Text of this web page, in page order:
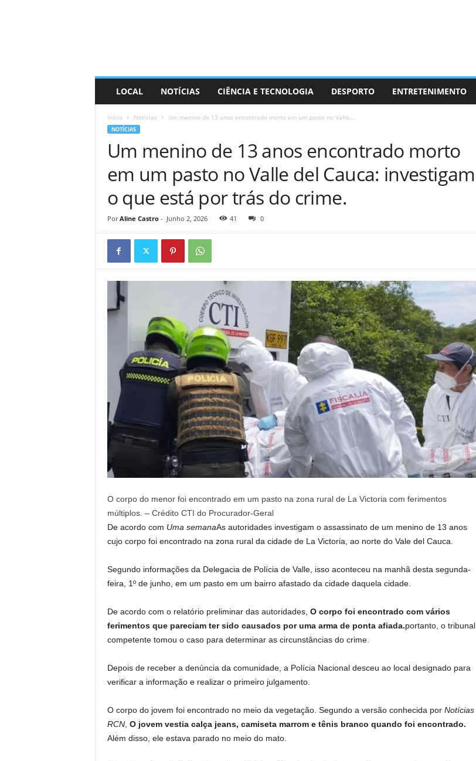
LOCAL NOTÍCIAS CIÊNCIA E TECNOLOGIA DESPORTO ENTRETENIMENTO
Início Notícias Um menino de 13 anos encontrado morto em um pasto no Valle...
NOTÍCIAS
Um menino de 13 anos encontrado morto
em um pasto no Valle del Cauca: investigam
o que está por trás do crime.
Por Aline Castro- Junho 2, 2026 41 0
O corpo do menor foi encontrado em um pasto na zona rural de La Victoria com ferimentos
múltiplos. – Crédito CTI do Procurador-Geral
De acordo com Uma semanaAs autoridades investigam o assassinato de um menino de 13 anos
cujo corpo foi encontrado na zona rural da cidade de La Victoria, ao norte do Vale del Cauca.
Segundo informações da Delegacia de Polícia de Valle, isso aconteceu na manhã desta segunda-
feira, 1º de junho, em um pasto em um bairro afastado da cidade daquela cidade.
De acordo com o relatório preliminar das autoridades, O corpo foi encontrado com vários
ferimentos que pareciam ter sido causados ​​por uma arma de ponta afiada.portanto, o tribunal
competente tomou o caso para determinar as circunstâncias do crime.
Depois de receber a denúncia da comunidade, a Polícia Nacional desceu ao local designado para
verificar a informação e realizar o primeiro julgamento.
O corpo do jovem foi encontrado no meio da vegetação. Segundo a versão conhecida por Notícias
RCN, O jovem vestia calça jeans, camiseta marrom e tênis branco quando foi encontrado.
Além disso, ele estava parado no meio do mato.